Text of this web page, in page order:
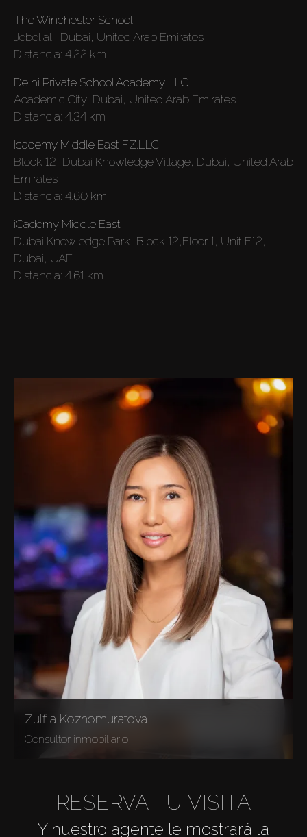
Comprar
Alquilar
About Us
The Winchester School
Jebel ali, Dubai, United Arab Emirates
Distancia: 4.22 km
Delhi Private School Academy LLC
Academic City, Dubai, United Arab Emirates
Distancia: 4.34 km
Icademy Middle East FZ.LLC
Block 12, Dubai Knowledge Village, Dubai, United Arab
Emirates
Distancia: 4.60 km
iCademy Middle East
Dubai Knowledge Park, Block 12,Floor 1, Unit F12,
Dubai, UAE
Distancia: 4.61 km
Zulfiia Kozhomuratova
Consultor inmobiliario
RESERVA TU VISITA
Y nuestro agente le mostrará la